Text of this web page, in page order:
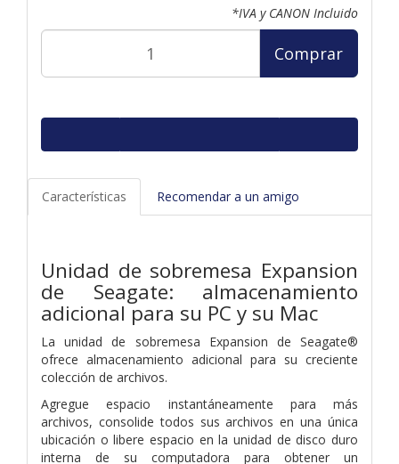
*IVA y CANON Incluido
Comprar
Características Recomendar a un amigo
Unidad de sobremesa Expansion
de Seagate: almacenamiento
adicional para su PC y su Mac
La unidad de sobremesa Expansion de Seagate®
ofrece almacenamiento adicional para su creciente
colección de archivos.
Agregue espacio instantáneamente para más
archivos, consolide todos sus archivos en una única
ubicación o libere espacio en la unidad de disco duro
interna de su computadora para obtener un